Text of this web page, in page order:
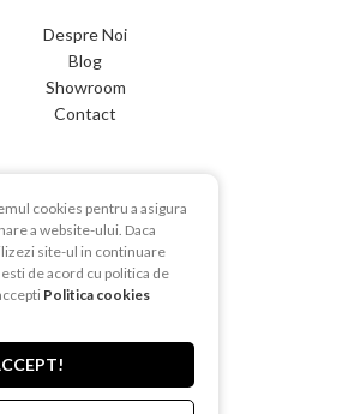
Despre Noi
Blog
Showroom
Contact
Termeni si conditii
de Confientialitate
Politica de Cookies
Politica de retur
TEHNIC
cookies pentru a asigura
a website-ului. Daca
site-ul in continuare
de acord cu politica de
Politica cookies